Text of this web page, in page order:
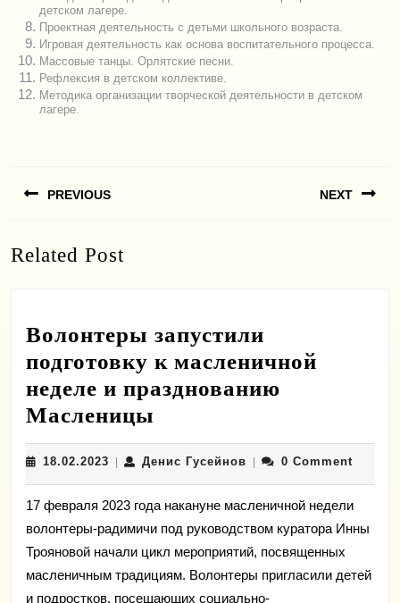
детском лагере.
Проектная деятельность с детьми школьного возраста.
Игровая деятельность как основа воспитательного процесса.
Массовые танцы. Орлятские песни.
Рефлексия в детском коллективе.
Методика организации творческой деятельности в детском
лагере.
по
PREVIOUS
post:
NEXT
Related Post
Волонтеры запустили
подготовку к масленичной
неделе и празднованию
Масленицы
запустили
подготовку
масленичной
неделе
и
18.02.2023 18.02.2023
| Денис ГусейновДенис
| 0 Comment
17 февраля 2023 года накануне масленичной недели
волонтеры-радимичи под руководством куратора Инны
Трояновой начали цикл мероприятий, посвященных
масленичным традициям. Волонтеры пригласили детей
и подростков, посещающих социально-